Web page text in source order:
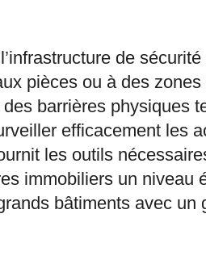
de
pièces ou à des
barrières physiques
efficacement les
les outils
immobiliers un niveau
bâtiments avec un